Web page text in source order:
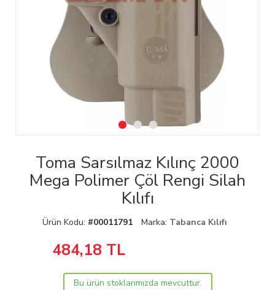
Toma Sarsılmaz Kılınç 2000
Mega Polimer Çöl Rengi Silah
Kılıfı
Ürün Kodu: #00011791 Marka: Tabanca Kılıfı
484,18TL
Bu ürün stoklarımızda mevcuttur.